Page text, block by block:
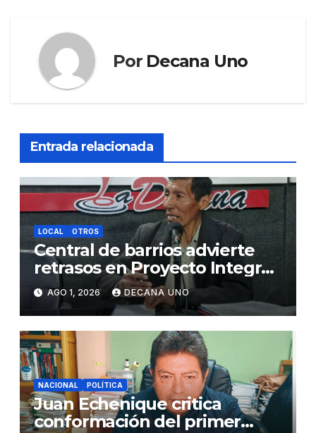
Por Decana Uno
Entrada relacionada
LOCAL OTROS
Central de barrios advierte
retrasos en Proyecto Integral
de Agua y Alcantarillado para
Juliaca
AGO 1, 2026 DECANA UNO
NACIONAL POLÍTICA
Juan Echenique critica
conformación del primer